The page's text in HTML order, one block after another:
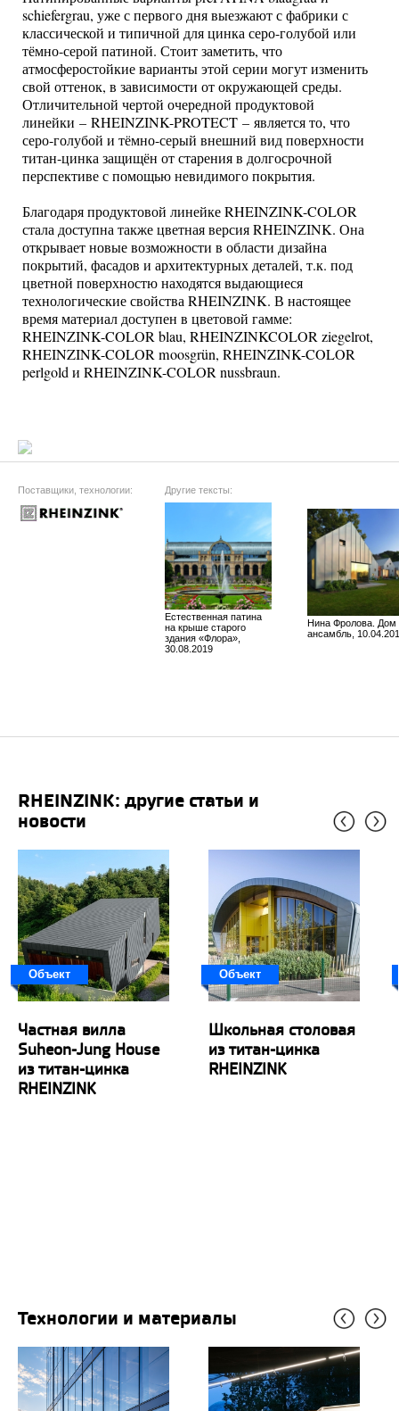
schiefergrau, уже с первого дня выезжают с фабрики с
классической и типичной для цинка серо-голубой или
тёмно-серой патиной. Стоит заметить, что
атмосферостойкие варианты этой серии могут изменить
свой оттенок, в зависимости от окружающей среды.
Отличительной чертой очередной продуктовой
линейки – RHEINZINK-PROTECT – является то, что
серо-голубой и тёмно-серый внешний вид поверхности
титан-цинка защищён от старения в долгосрочной
перспективе с помощью невидимого покрытия.
Благодаря продуктовой линейке RHEINZINK-COLOR
стала доступна также цветная версия RHEINZINK. Она
открывает новые возможности в области дизайна
покрытий, фасадов и архитектурных деталей, т.к. под
цветной поверхностю находятся выдающиеся
технологические свойства RHEINZINK. В настоящее
время материал доступен в цветовой гамме:
RHEINZINK-COLOR blau, RHEINZINKCOLOR ziegelrot,
RHEINZINK-COLOR moosgrün, RHEINZINK-COLOR
perlgold и RHEINZINK-COLOR nussbraun.
Поставщики, технологии: Другие тексты:
Естественная патина
на крыше старого
здания «Флора»,
30.08.2019
Нина Фролова. Дом
ансамбль,
RHEINZINK: другие статьи и
новости
Объект
Частная вилла
Suheon-Jung House
из титан-цинка
RHEINZINK
Объект
Школьная столовая
из титан-цинка
RHEINZINK
Технологии и материалы